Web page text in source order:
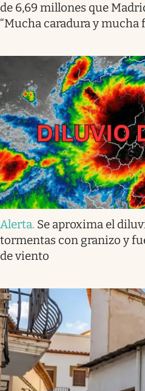
de 6,69 millones que
“Mucha caradura y mucha
Alerta. Se aproxima el
tormentas con granizo y
de viento